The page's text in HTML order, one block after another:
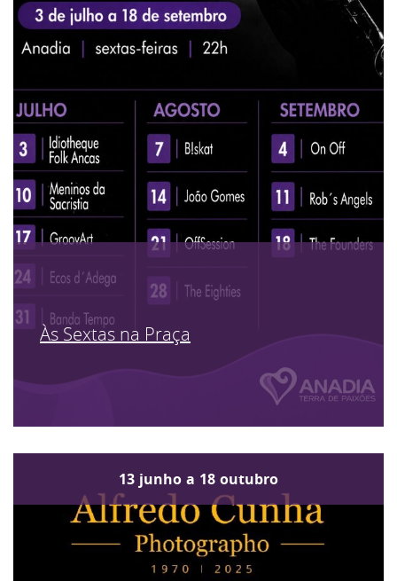
Às Sextas na Praça
13 junho a 18 outubro